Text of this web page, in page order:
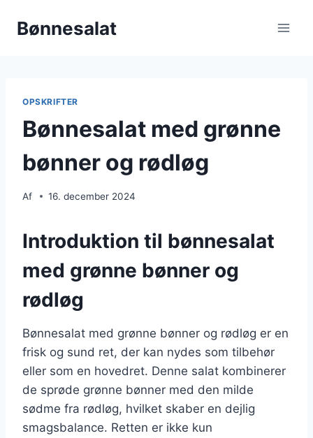
Bønnesalat
OPSKRIFTER
Bønnesalat med grønne
bønner og rødløg
Af 16. december 2024
Introduktion til bønnesalat
med grønne bønner og
rødløg
Bønnesalat med grønne bønner og rødløg er en
frisk og sund ret, der kan nydes som tilbehør
eller som en hovedret. Denne salat kombinerer
de sprøde grønne bønner med den milde
sødme fra rødløg, hvilket skaber en dejlig
smagsbalance. Retten er ikke kun